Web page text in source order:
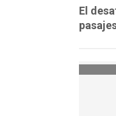
El